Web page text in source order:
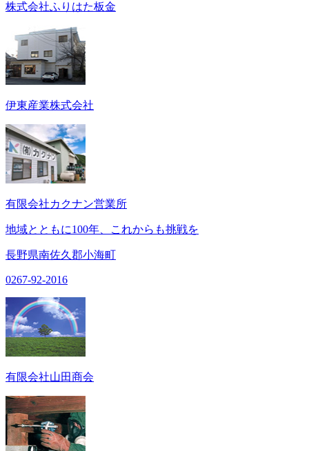
株式会社ふりはた板金
伊東産業株式会社
有限会社カクナン営業所
地域とともに100年、これからも挑戦を
長野県南佐久郡小海町
0267-92-2016
有限会社山田商会